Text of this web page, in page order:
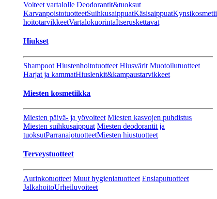
Voiteet vartalolle Deodorantit&tuoksut
KarvanpoistotuotteetSuihkusaippuatKäsisaippuat
hoitotarvikkeetVartalokuorintaItseruskettavat
Hiukset
Shampoot Hiustenhoitotuotteet Hiusvärit Muotoilutuotteet
Harjat ja kammatHiuslenkit&kampaustarvikkeet
Miesten kosmetiikka
Miesten päivä- ja yövoiteet Miesten kasvojen puhdistus
Miesten suihkusaippuat Miesten deodorantit ja
tuoksutParranajotuotteetMiesten hiustuotteet
Terveystuotteet
Aurinkotuotteet Muut hygieniatuotteet Ensiaputuotteet
JalkahoitoUrheiluvoiteet